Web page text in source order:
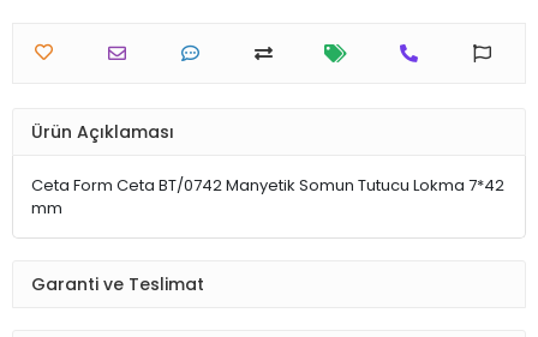
Ürün Açıklaması
Ceta Form Ceta BT/0742 Manyetik Somun Tutucu Lokma 7*42
mm
Garanti ve Teslimat